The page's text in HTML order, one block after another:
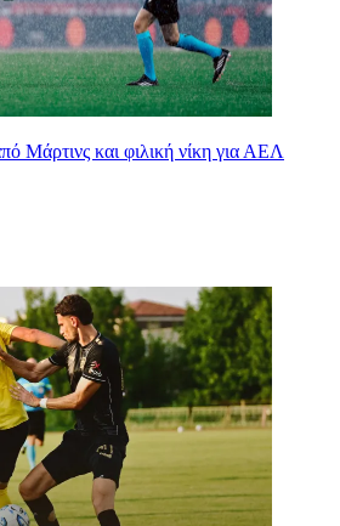
Μάρτινς και φιλική νίκη για ΑΕΛ